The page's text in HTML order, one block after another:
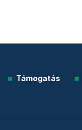
Támogatás